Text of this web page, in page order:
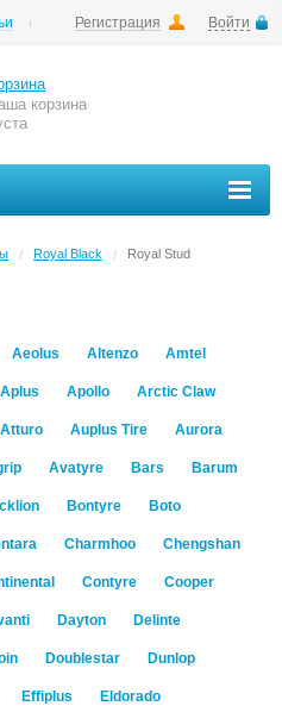
Регистрация Войти
корзина
/ Royal Black / Royal Stud
Aeolus Altenzo Amtel
Aplus Apollo Arctic Claw
Atturo Auplus Tire Aurora
Avatyre Bars Barum
Bontyre Boto
Charmhoo Chengshan
Contyre Cooper
Dayton Delinte
Doublestar Dunlop
Effiplus Eldorado